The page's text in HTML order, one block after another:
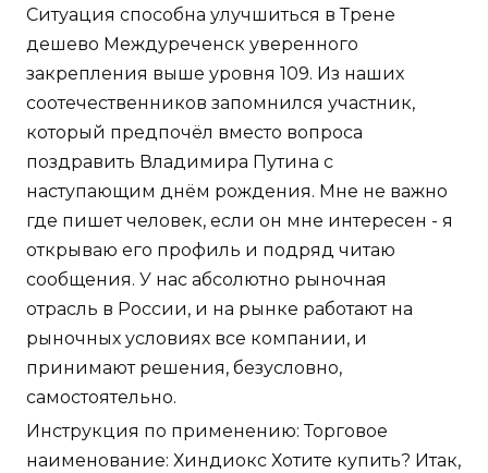
Ситуация способна улучшиться в Трене
дешево Междуреченск уверенного
закрепления выше уровня 109. Из наших
соотечественников запомнился участник,
который предпочёл вместо вопроса
поздравить Владимира Путина с
наступающим днём рождения. Мне не важно
где пишет человек, если он мне интересен - я
открываю его профиль и подряд читаю
сообщения. У нас абсолютно рыночная
отрасль в России, и на рынке работают на
рыночных условиях все компании, и
принимают решения, безусловно,
самостоятельно.
Инструкция по применению: Торговое
наименование: Хиндиокс Хотите купить? Итак,